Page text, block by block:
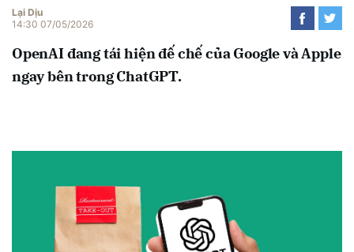
Lại Dịu
14:30 07/05/2026
OpenAI đang tái hiện đế chế của Google và Apple
ngay bên trong ChatGPT.